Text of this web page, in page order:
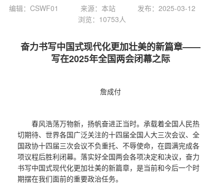
编辑：CSWF01 来源：本站
发布：2025-03-12
浏览：10753人
奋力书写中国式现代化更加壮美的新篇章——
写在2025年全国两会闭幕之际
詹成付
春风浩荡万物新，扬帆奋进正当时。承载着全国人民热
切期待、世界各国广泛关注的十四届全国人大三次会议、全
国政协十四届三次会议不负重托、不辱使命，在圆满完成各
项议程后胜利闭幕。落实好全国两会各项决定和决议，奋力
书写中国式现代化更加壮美的新篇章，是当前和今后一个时
期摆在我们面前的重要政治任务。